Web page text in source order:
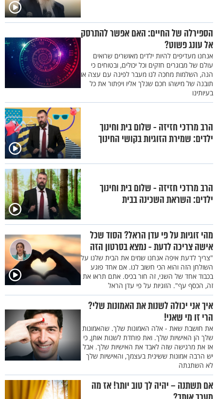
הספירלה של החיים: האם אפשר להתרסק
אל עונג פשוט?
אנחנו מעדיפים להיות ילדים מאושרים שרואים
עולם של מבוגרים חזקים וכל יכולים, ובטוחים כי
הנה, השלמות מחכה לנו מעבר לפינה עם עצה או
תובנה של מישהו חכם שנלך אליו ויפתור את כל
בעיותינו
הרב מרדכי חזיזה - שלום בית וחינוך
ילדים: שמירת הזוגיות בקושי החינוך
הרב מרדכי חזיזה - שלום בית וחינוך
ילדים: השראת השכינה בבית
מהי זוגיות על פי עדן הראל? הסוד שכל
אישה צריכה לדעת - נמצא בסרטון הזה
"צריך לדעת איפה אנחנו שמים את הבית שלנו על
השולחן הזה והוא הכי חשוב לנו. אם אחד פוגע
בכבוד אחד של השני, זה חור בכיס. אתם תראו את
זה, הכסף עף". הזוגיות על פי עדן הראל
איך אני יכולה לשנות את האמונות שלי?
הרי זו מי שאני!
את חושבת שאת - אלה האמונות שלך. שהאמונות
שלך הן האישיות שלך. ואת פוחדת לשנות אותן, כי
אז את מרגישה שזה לאבד את האישיות שלך. אבל
יש הרבה אמונות ששינית בעצמך, והאישיות שלך
לא השתנתה
אם תשתנה – יהיה לך טוב יותר! אז מה